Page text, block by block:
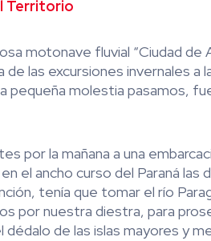
Territorio
motonave fluvial “Ciudad de
de las excursiones invernales
pequeña molestia pasamos,
por la mañana a una
el ancho curso del Paraná
tenía que tomar el río
por nuestra diestra, para
de las islas mayores y